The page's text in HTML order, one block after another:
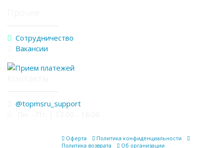
Сотрудничество
Вакансии
@topmsru_support
Оферта
Политика конфиденциальности
Политика возврата
Об организации